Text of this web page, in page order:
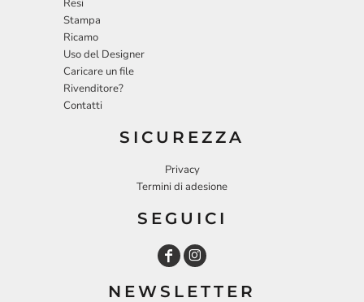
Stampa
Ricamo
Uso del Designer
Caricare un file
Rivenditore?
Contatti
SICUREZZA
Privacy
Termini di adesione
SEGUICI
NEWSLETTER